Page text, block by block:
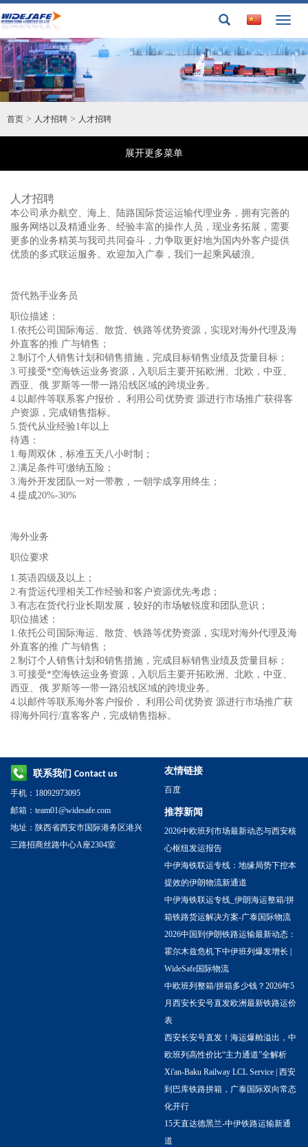
首页 > 人才招聘 > 人才招聘
展开更多菜单
人才招聘
本公司承办航空、海上、陆路国际货运运输代理业务，拥有完善的
服务网络以及精通业务、经验丰富的操作人员，现业务拓展，需要
更多的业务精英与我司共同奋斗，力争取更好地为国内外客户提供
优质的多式联运服务。欢迎加入广泰，我们一起乘风破浪。
货代熟手业务员
职位描述：
1.依托公司国际海运、散货、铁路等优势资源，实现对海外代理及海
外直客的推 广与销售；
2.制订个人销售计划和销售措施，完成目标销售业绩及货量目标；
3.可接受*空海铁运业务资源，入职后主要开拓欧洲、北欧，中亚、
西亚、俄 罗斯等一带一路沿线区域的跨境业务。
4.以邮件等联系客户报价， 利用公司优势资 源进行市场推广获得客
户资源，完成销售指标。
5.货代从业经验1年以上
待遇：
1.每周双休，标准五天八小时制；
2.满足条件可缴纳五险；
3.海外开发团队一对一带教，一朝学成享用终生；
4.提成20%-30%
海外业务
职位要求
1.英语四级及以上；
2.有货运代理相关工作经验和客户资源优先考虑；
3.有志在货代行业长期发展，较好的市场敏锐度和团队意识；
职位描述：
1.依托公司国际海运、散货、铁路等优势资源，实现对海外代理及海
外直客的推 广与销售；
2.制订个人销售计划和销售措施，完成目标销售业绩及货量目标；
3.可接受*空海铁运业务资源，入职后主要开拓欧洲、北欧，中亚、
西亚、俄 罗斯等一带一路沿线区域的跨境业务。
4.以邮件等联系海外客户报价， 利用公司优势资 源进行市场推广获
得海外同行/直客客户，完成销售指标。
联系我们 Contact us
手机：18092973095
邮箱：team01@widesafe.com
地址：陕西省西安市国际港务区港兴
三路招商丝路中心A座2304室
友情链接
百度
推荐新闻
2026中欧班列市场最新动态与西安核
心枢纽发运报告
中伊海铁联运专线：地缘局势下控本
提效的伊朗物流新通道
中伊海铁联运专线_伊朗海运整箱/拼
箱铁路货运解决方案-广泰国际物流
2026中国到伊朗铁路运输最新动态：
霍尔木兹危机下中伊班列爆发增长 |
WideSafe国际物流
中欧班列整箱/拼箱多少钱？2026年5
月西安长安号直发欧洲最新铁路运价
表
西安长安号直发！海运爆舱溢出，中
欧班列高性价比“主力通道”全解析
Xi'an-Baku Railway LCL Service | 西安
到巴库铁路拼箱，广泰国际双向常态
化开行
15天直达德黑兰-中伊铁路运输新通
道